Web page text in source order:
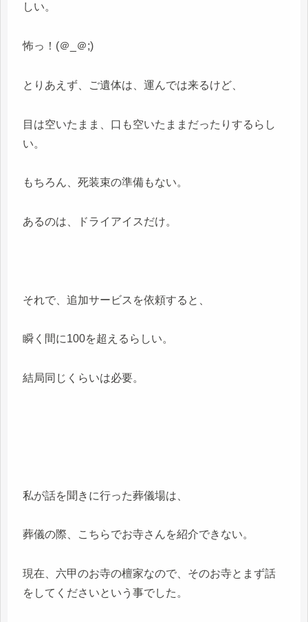
しい。
怖っ！(＠_＠;)
とりあえず、ご遺体は、運んでは来るけど、
目は空いたまま、口も空いたままだったりするらし
い。
もちろん、死装束の準備もない。
あるのは、ドライアイスだけ。
それで、追加サービスを依頼すると、
瞬く間に100を超えるらしい。
結局同じくらいは必要。
私が話を聞きに行った葬儀場は、
葬儀の際、こちらでお寺さんを紹介できない。
現在、六甲のお寺の檀家なので、そのお寺とまず話
をしてくださいという事でした。